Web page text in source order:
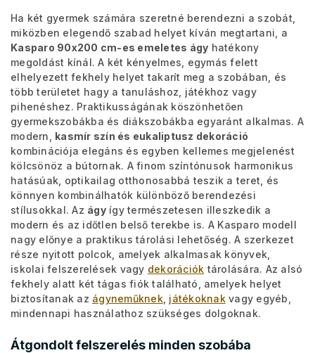
Ha két gyermek számára szeretné berendezni a szobát,
miközben elegendő szabad helyet kíván megtartani, a
Kasparo 90x200 cm-es emeletes ágy hatékony
megoldást kínál. A két kényelmes, egymás felett
elhelyezett fekhely helyet takarít meg a szobában, és
több területet hagy a tanuláshoz, játékhoz vagy
pihenéshez. Praktikusságának köszönhetően
gyermekszobákba és diákszobákba egyaránt alkalmas. A
modern, kasmír szín és eukaliptusz dekoráció
kombinációja elegáns és egyben kellemes megjelenést
kölcsönöz a bútornak. A finom színtónusok harmonikus
hatásúak, optikailag otthonosabbá teszik a teret, és
könnyen kombinálhatók különböző berendezési
stílusokkal. Az ágyígy természetesen illeszkedik a
modern és az időtlen belső terekbe is. A Kasparo modell
nagy előnye a praktikus tárolási lehetőség. A szerkezet
része nyitott polcok, amelyek alkalmasak könyvek,
iskolai felszerelések vagy dekorációk tárolására. Az alsó
fekhely alatt két tágas fiók található, amelyek helyet
biztosítanak az ágyneműknek, játékoknakvagy egyéb,
mindennapi használathoz szükséges dolgoknak.
Átgondolt felszerelés minden szobába